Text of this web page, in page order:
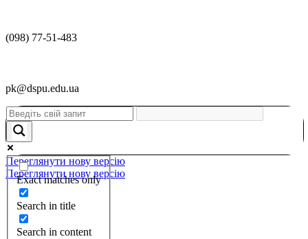
(098) 77-51-483
pk@dspu.edu.ua
Exact matches only
Search in title
Search in content
Переглянути нову версію
Переглянути нову версію